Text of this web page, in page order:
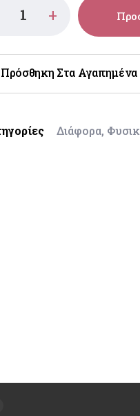
Πρόσθηκη Στα Αγαπημένα
Διάφορα,